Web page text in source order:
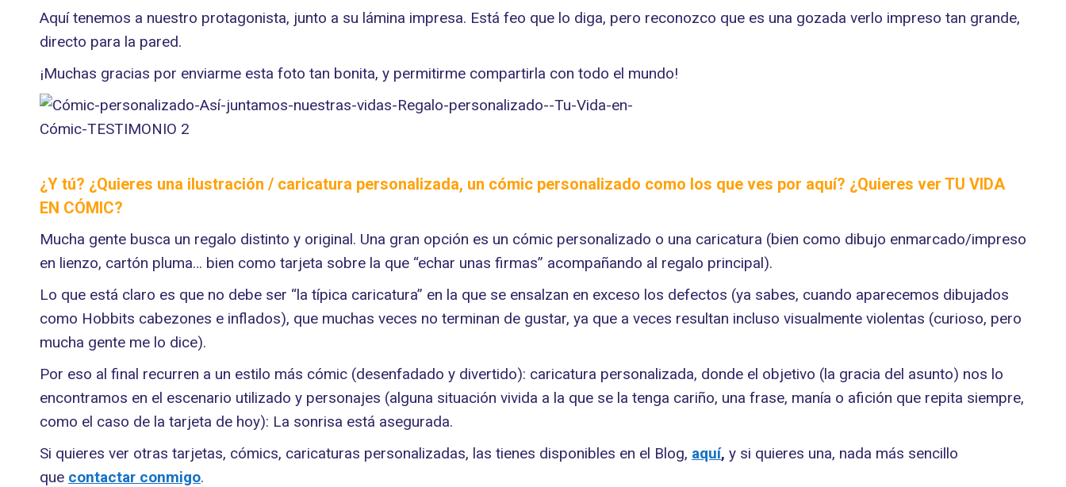
Aquí tenemos a nuestro protagonista, junto a su lámina impresa. Está feo que lo diga, pero reconozco que es una gozada verlo impreso tan grande,
directo para la pared.
¡Muchas gracias por enviarme esta foto tan bonita, y permitirme compartirla con todo el mundo!
¿Y tú? ¿Quieres una ilustración / caricatura personalizada, un cómic personalizado como los que ves por aquí? ¿Quieres ver TU VIDA
EN CÓMIC?
Mucha gente busca un regalo distinto y original. Una gran opción es un cómic personalizado o una caricatura (bien como dibujo enmarcado/impreso
en lienzo, cartón pluma… bien como tarjeta sobre la que “echar unas firmas” acompañando al regalo principal).
Lo que está claro es que no debe ser “la típica caricatura” en la que se ensalzan en exceso los defectos (ya sabes, cuando aparecemos dibujados
como Hobbits cabezones e inflados), que muchas veces no terminan de gustar, ya que a veces resultan incluso visualmente violentas (curioso, pero
mucha gente me lo dice).
Por eso al final recurren a un estilo más cómic (desenfadado y divertido): caricatura personalizada, donde el objetivo (la gracia del asunto) nos lo
encontramos en el escenario utilizado y personajes (alguna situación vivida a la que se la tenga cariño, una frase, manía o afición que repita siempre,
como el caso de la tarjeta de hoy): La sonrisa está asegurada.
Si quieres ver otras tarjetas, cómics, caricaturas personalizadas, las tienes disponibles en el Blog, aquí, y si quieres una, nada más sencillo
que contactar conmigo.